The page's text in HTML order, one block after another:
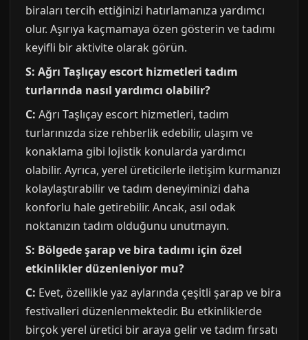
biraları tercih ettiğinizi hatırlamanıza yardımcı
olur. Aşırıya kaçmamaya özen gösterin ve tadımı
keyifli bir aktivite olarak görün.
S: Ağrı Taşlıçay escort hizmetleri tadım
turlarında nasıl yardımcı olabilir?
C: Ağrı Taşlıçay escort hizmetleri, tadım
turlarınızda size rehberlik edebilir, ulaşım ve
konaklama gibi lojistik konularda yardımcı
olabilir. Ayrıca, yerel üreticilerle iletişim kurmanızı
kolaylaştırabilir ve tadım deneyiminizi daha
konforlu hale getirebilir. Ancak, asıl odak
noktanızın tadım olduğunu unutmayın.
S: Bölgede şarap ve bira tadımı için özel
etkinlikler düzenleniyor mu?
C: Evet, özellikle yaz aylarında çeşitli şarap ve bira
festivalleri düzenlenmektedir. Bu etkinliklerde
birçok yerel üretici bir araya gelir ve tadım fırsatı